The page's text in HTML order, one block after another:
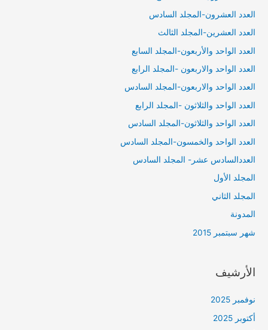
العدد العشرون-المجلد السادس
العدد العشرين-المجلد الثالث
العدد الواحد والأربعون-المجلد السابع
العدد الواحد والاربعون -المجلد الرابع
العدد الواحد والاربعون-المجلد السادس
العدد الواحد والثلاثون -المجلد الرابع
العدد الواحد والثلاثون-المجلد السادس
العدد الواحد والخمسون-المجلد السادس
العددالسادس عشر- المجلد السادس
المجلد الأول
المجلد الثاني
المدونة
شهر سبتمبر 2015
الأرشيف
نوفمبر 2025
أكتوبر 2025